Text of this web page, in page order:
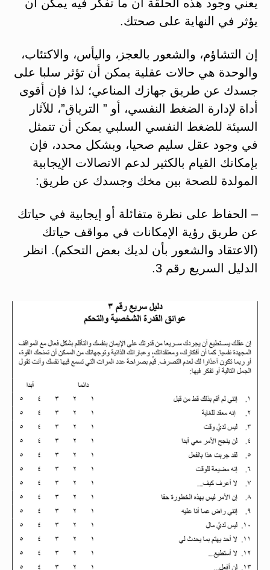
يعني وجود هذه الحلقة أن ما تفكر فيه يمكن أن
يؤثر في النهاية على صحتك.
إن التشاؤم، والشعور بالعجز، واليأس، والاكتئاب،
والوحدة هي حالات عقلية يمكن أن تؤثر سلبا على
جسدك عن طريق جهازك المناعي؛ لذا فإن أقوى
أداة لإدارة الضغط النفسي، أو ” الترياق”، للآثار
السيئة للضغط النفسي السلبي يمكن أن تتمثل
في وجود عقل سليم صحيا، وبشكل محدد، فإن
بإمكانك القيام بالكثير لدعم الاتصالات الإيجابية
المولدة للصحة بين مخك وجسدك عن طريق:
– الحفاظ على نظرة متفائلة أو إيجابية في حياتك
عن طريق رؤية الإمكانات في مواقف حياتك
(الاعتقاد والشعور بأن لديك بعض التحكم). انظر
الدليل السريع رقم 3.